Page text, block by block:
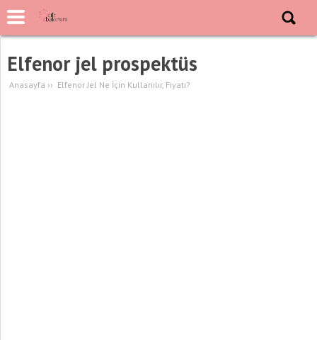
Elfenor jel prospektüs
Anasayfa ›› Elfenor Jel Ne İçin Kullanılır, Fiyatı?